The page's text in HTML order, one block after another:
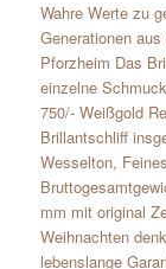
Wahre Werte zu
Generationen
Pforzheim Das
einzelne
750/- Weißgold
Brillantschliff
Wesselton,
mm mit original
Weihnachten
lebenslange